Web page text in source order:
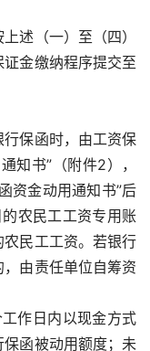
述（一）至（四）
金缴纳程序提交至
保函时，由工资保
知书”（附件2），
资金动用通知书”后
农民工工资专用账
民工工资。若银行
由责任单位自筹资
作日内以现金方式
函被动用额度；未